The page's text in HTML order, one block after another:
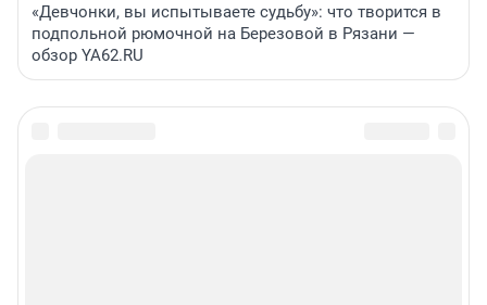
«Девчонки, вы испытываете судьбу»: что творится в
подпольной рюмочной на Березовой в Рязани —
обзор YA62.RU